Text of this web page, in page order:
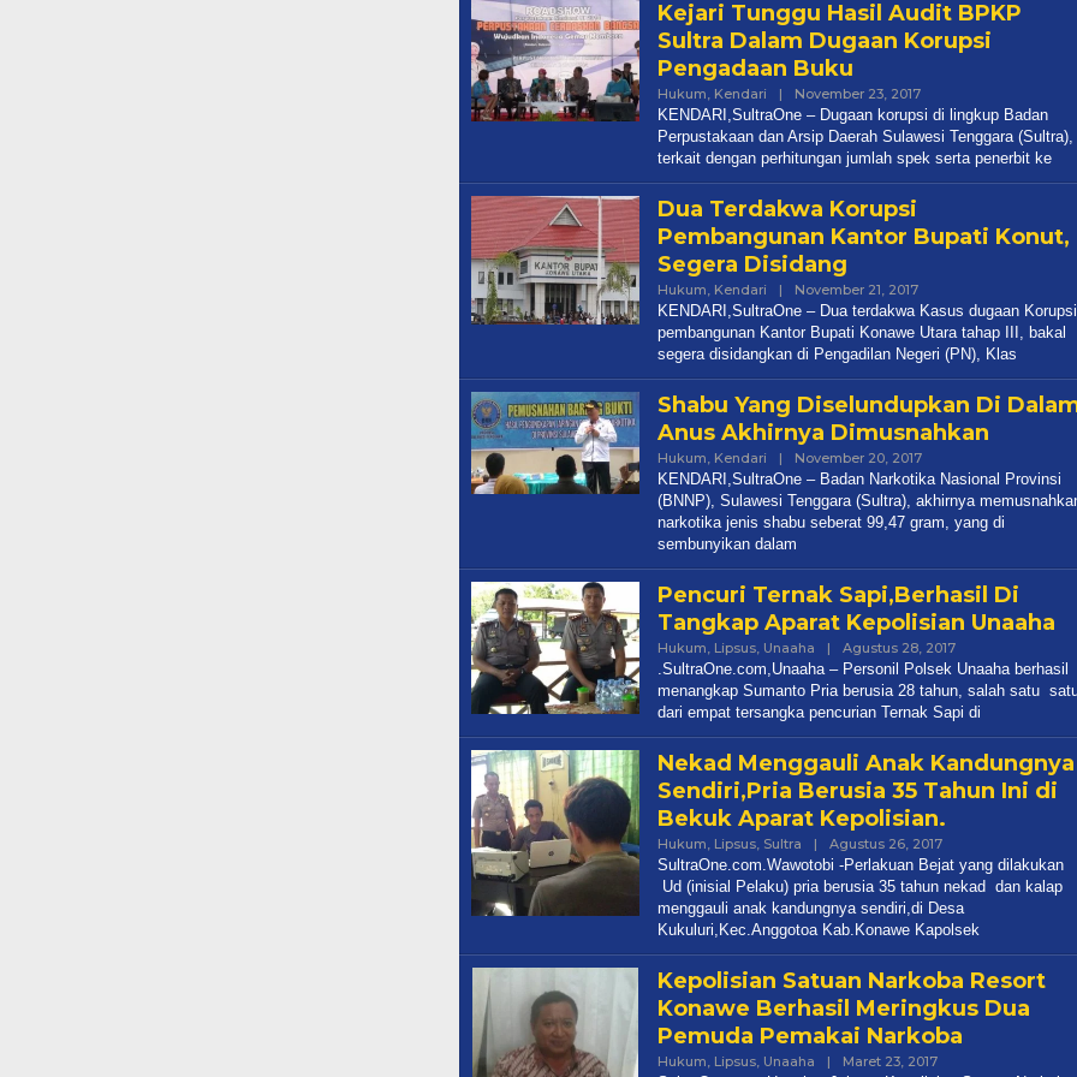
Kejari Tunggu Hasil Audit BPKP
Sultra Dalam Dugaan Korupsi
Pengadaan Buku
Hukum, Kendari | November 23, 2017Oleh
Redaksi
KENDARI,SultraOne – Dugaan korupsi di lingkup Badan
Perpustakaan dan Arsip Daerah Sulawesi Tenggara (Sultra),
terkait dengan perhitungan jumlah spek serta penerbit ke
Dua Terdakwa Korupsi
Pembangunan Kantor Bupati Konut,
Segera Disidang
Hukum, Kendari | November 21, 2017Oleh
Redaksi
KENDARI,SultraOne – Dua terdakwa Kasus dugaan Korupsi
pembangunan Kantor Bupati Konawe Utara tahap III, bakal
segera disidangkan di Pengadilan Negeri (PN), Klas
Shabu Yang Diselundupkan Di
Anus Akhirnya Dimusnahkan
Hukum, Kendari | November 20, 2017Oleh
Redaksi
KENDARI,SultraOne – Badan Narkotika Nasional Provinsi
(BNNP), Sulawesi Tenggara (Sultra), akhirnya
narkotika jenis shabu seberat 99,47 gram, yang di
sembunyikan dalam
Pencuri Ternak Sapi,Berhasil Di
Tangkap Aparat Kepolisian Unaaha
Hukum, Lipsus, Unaaha | Agustus 28, 2017Oleh
Redaksi
.SultraOne.com,Unaaha – Personil Polsek Unaaha berhasil
menangkap Sumanto Pria berusia 28 tahun, salah satu
dari empat tersangka pencurian Ternak Sapi di
Nekad Menggauli Anak Kandungnya
Sendiri,Pria Berusia 35 Tahun Ini di
Bekuk Aparat Kepolisian.
Hukum, Lipsus, Sultra | Agustus 26, 2017Oleh
Redaksi
SultraOne.com.Wawotobi -Perlakuan Bejat yang dilakukan
Ud (inisial Pelaku) pria berusia 35 tahun nekad dan kalap
menggauli anak kandungnya sendiri,di Desa
Kukuluri,Kec.Anggotoa Kab.Konawe Kapolsek
Kepolisian Satuan Narkoba Resort
Konawe Berhasil Meringkus Dua
Pemuda Pemakai Narkoba
Hukum, Lipsus, Unaaha | Maret 23, 2017Oleh